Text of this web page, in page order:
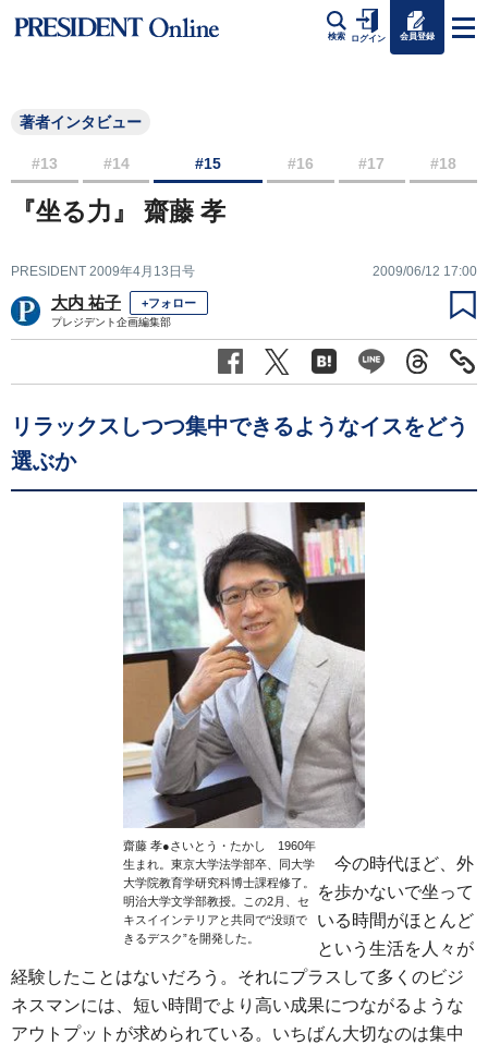
検索 ログイン 会員登録
著者インタビュー
#13 #14 #15 #16 #17 #18
『坐る力』 齋藤 孝
PRESIDENT 2009年4月13日号 2009/06/12 17:00
大内 祐子 +フォロー
プレジデント企画編集部
リラックスしつつ集中できるようなイスをどう
選ぶか
齋藤 孝●さいとう・たかし 1960年
生まれ。東京大学法学部卒、同大学
大学院教育学研究科博士課程修了。
明治大学文学部教授。この2月、セ
キスイインテリアと共同で“没頭で
きるデスク”を開発した。
今の時代ほど、外
を歩かないで坐って
いる時間がほとんど
という生活を人々が
経験したことはないだろう。それにプラスして多くのビジ
ネスマンには、短い時間でより高い成果につながるような
アウトプットが求められている。いちばん大切なのは集中